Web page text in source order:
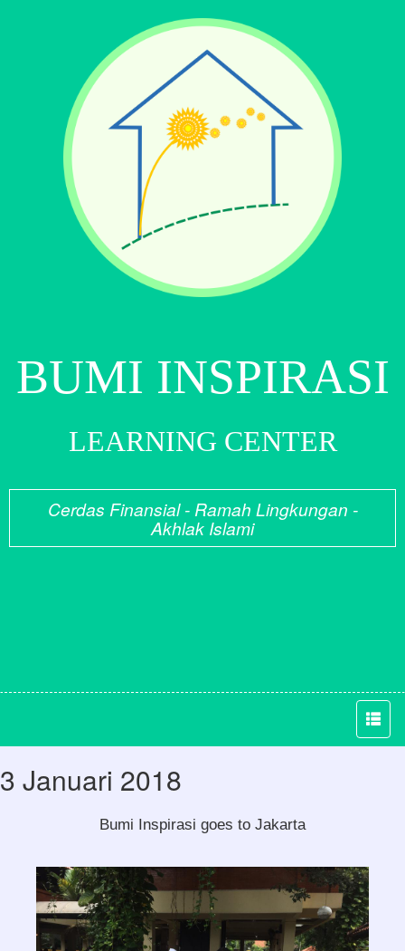
BUMI INSPIRASI
LEARNING CENTER
Cerdas Finansial - Ramah Lingkungan -
Akhlak Islami
3 Januari 2018
Bumi Inspirasi goes to Jakarta